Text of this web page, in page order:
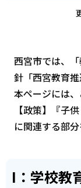
西宮市では、
針「西宮教育
本ページには
【政策】『子
に関連する部分
I：学校教